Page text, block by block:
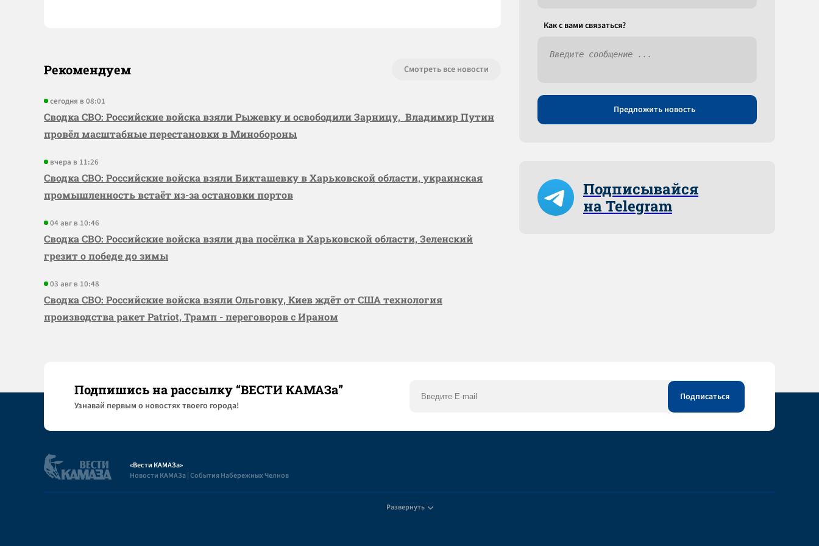
Рекомендуем Смотреть все новости
сегодня в 08:01
Сводка СВО: Российские войска взяли Рыжевку и освободили Зарницу, Владимир Путин
провёл масштабные перестановки в Минобороны
вчера в 11:26
Сводка СВО: Российские войска взяли Бикташевку в Харьковской области, украинская
промышленность встаёт из-за остановки портов
04 авг в 10:46
Сводка СВО: Российские войска взяли два посёлка в Харьковской области, Зеленский
грезит о победе до зимы
03 авг в 10:48
Сводка СВО: Российские войска взяли Ольговку, Киев ждёт от США технология
производства ракет Patriot, Трамп - переговоров с Ираном
Как c вами связаться?
Предложить новость
Подписывайся
на Telegram
Подпишись на рассылку “ВЕСТИ КАМАЗа”
Узнaвай первым о новостях твоего города!
«Вести КАМАЗа»
Новости КАМАЗа | События Набережных Челнов
Развернуть